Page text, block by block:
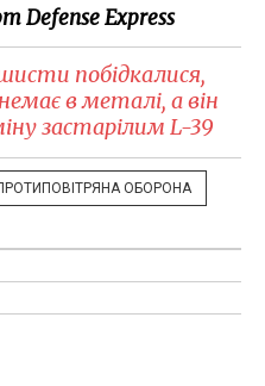
Defense Express
побідкалися,
в металі, а він
застарілим L-39
ОБОРОНА